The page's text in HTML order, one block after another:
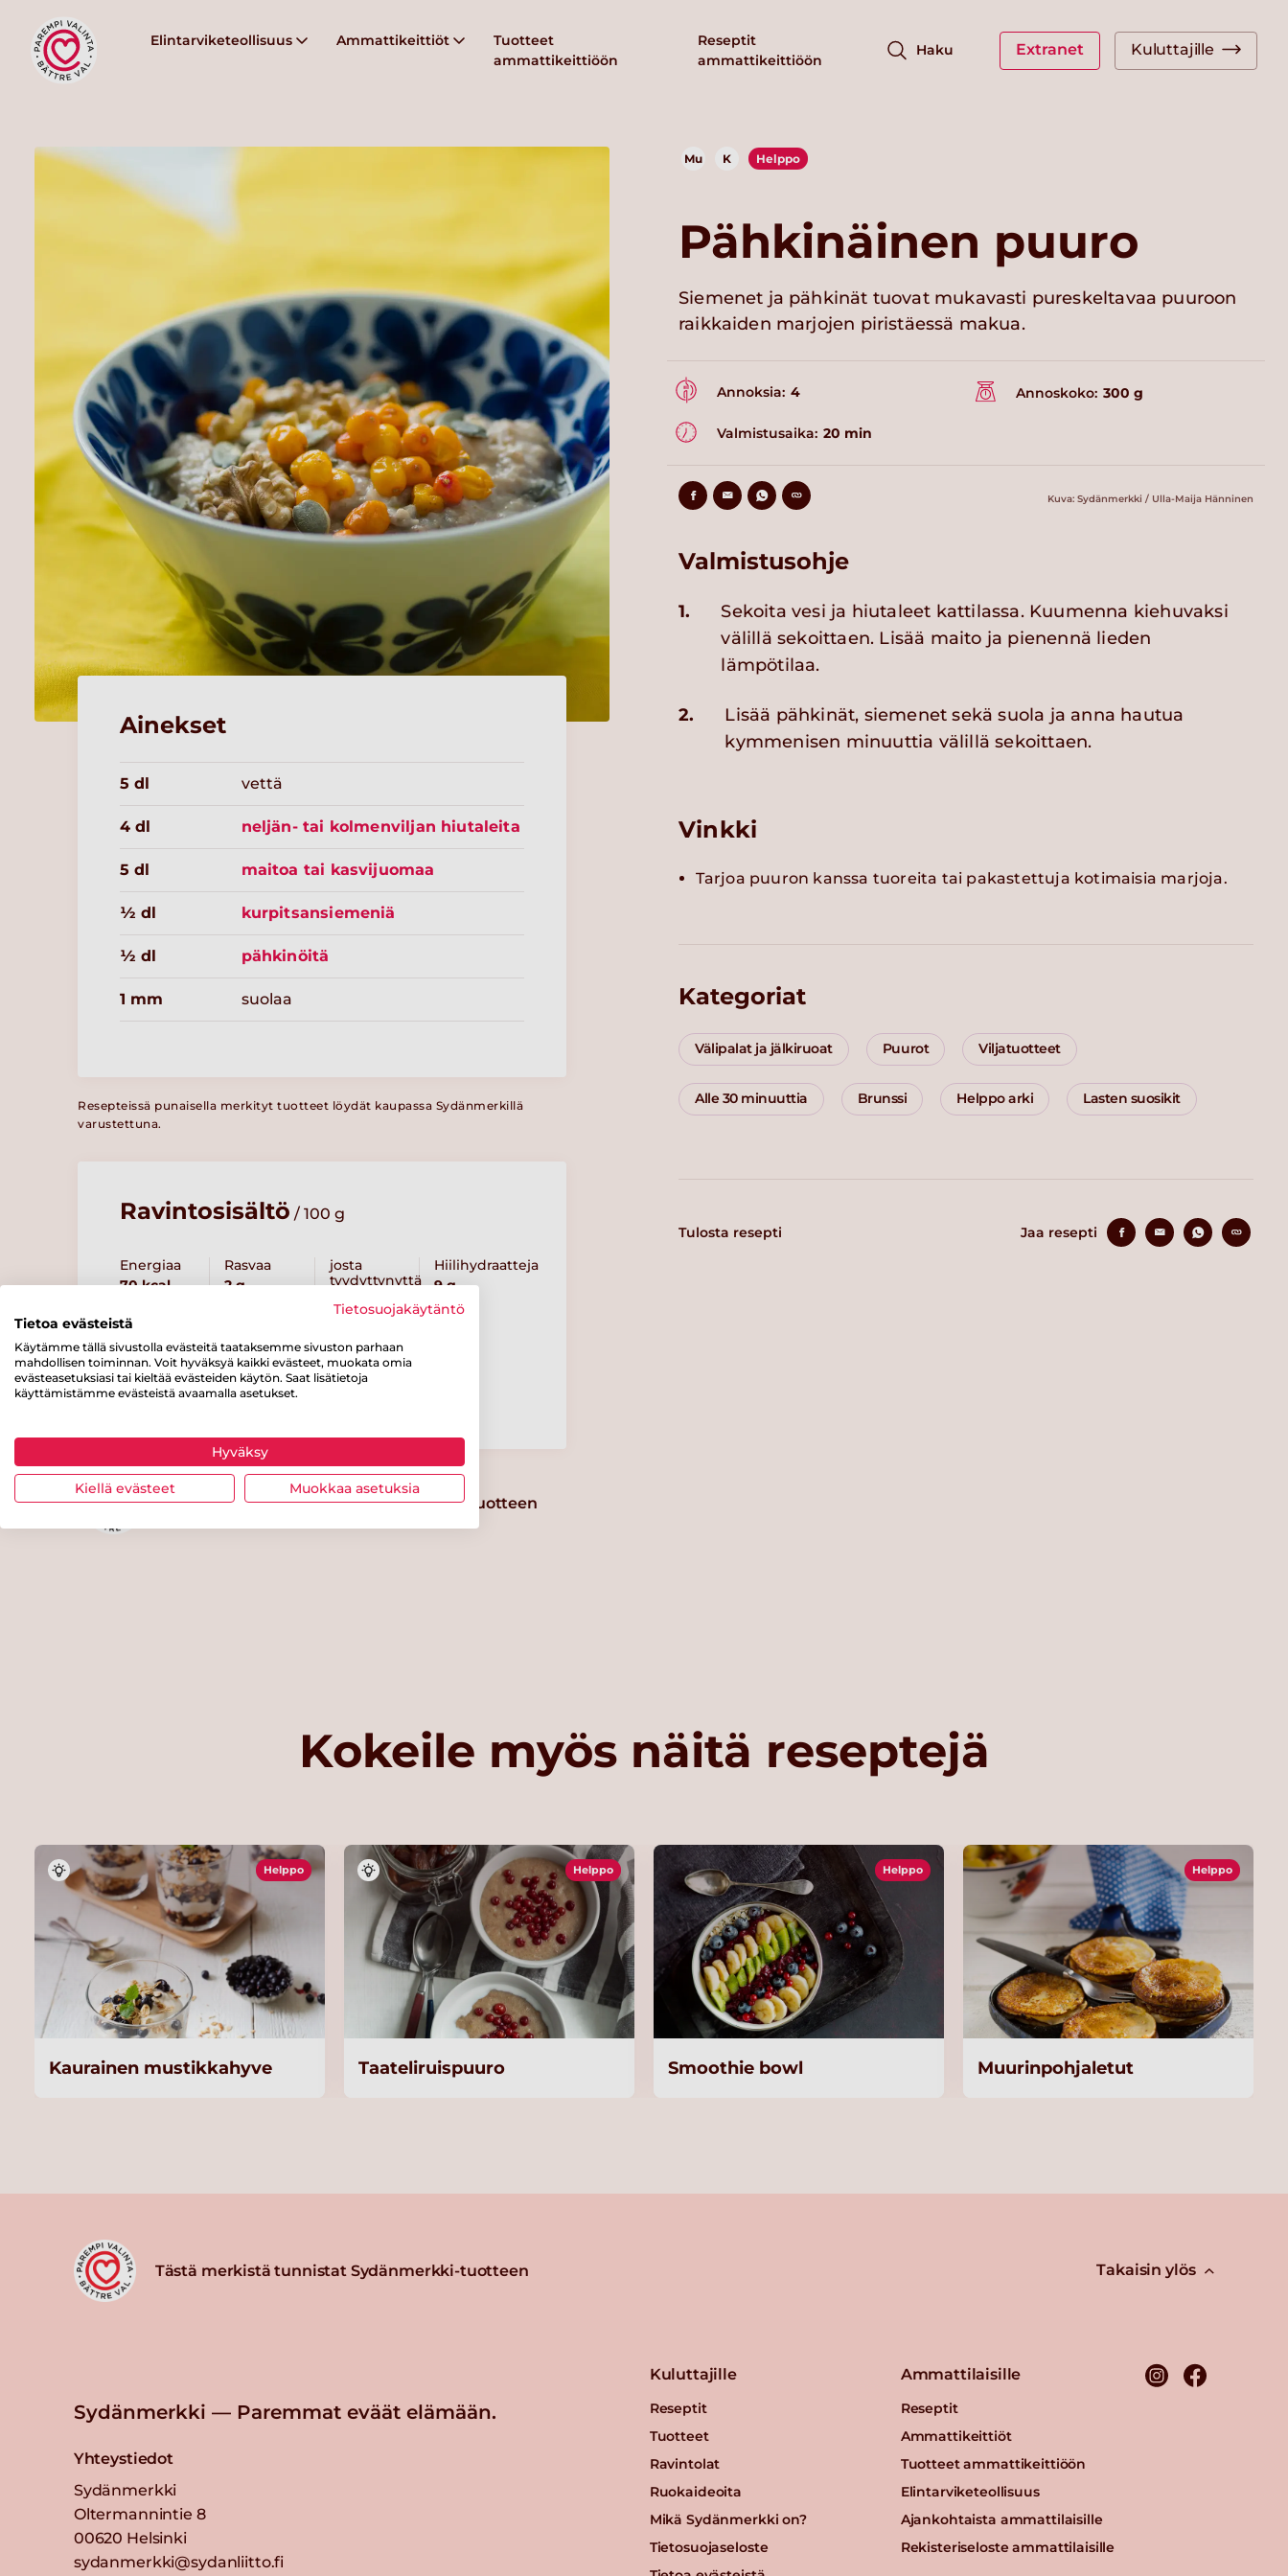
Elintarviketeollisuus Ammattikeittiöt
Tuotteet
ammattikeittiöön
Reseptit
ammattikeittiöön
Haku Extranet Kuluttajille
Ainekset
5 dl vettä
4 dl neljän- tai kolmenviljan hiutaleita
5 dl maitoa tai kasvijuomaa
½ dl kurpitsansiemeniä
½ dl pähkinöitä
1 mm suolaa
Resepteissä punaisella merkityt tuotteet löydät kaupassa Sydänmerkillä
varustettuna.
Ravintosisältö / 100 g
Energiaa
70 kcal
Rasvaa
2 g
josta
tyydyttynyttä
0.4 g
Hiilihydraatteja
9 g
josta
sokereita
2 g
Kuitua
1 g
Proteiinia
3 g
Tästä merkistä tunnistat Sydänmerkki-tuotteen
Mu K Helppo
Pähkinäinen puuro
Siemenet ja pähkinät tuovat mukavasti pureskeltavaa puuroon
raikkaiden marjojen piristäessä makua.
Annoksia: 4 Annoskoko: 300 g
Valmistusaika: 20 min
Kuva: Sydänmerkki / Ulla-Maija Hänninen
Valmistusohje
1.
Sekoita vesi ja hiutaleet kattilassa. Kuumenna kiehuvaksi
välillä sekoittaen. Lisää maito ja pienennä lieden
lämpötilaa.
2.
Lisää pähkinät, siemenet sekä suola ja anna hautua
kymmenisen minuuttia välillä sekoittaen.
Vinkki
Tarjoa puuron kanssa tuoreita tai pakastettuja kotimaisia marjoja.
Kategoriat
Välipalat ja jälkiruoat Puurot Viljatuotteet
Alle 30 minuuttia Brunssi Helppo arki Lasten suosikit
Tulosta resepti Jaa resepti
Kokeile myös näitä reseptejä
Helppo
Kaurainen mustikkahyve
Helppo
Taateliruispuuro
Helppo
Smoothie bowl
Helppo
Muurinpohjaletut
Tästä merkistä tunnistat Sydänmerkki-tuotteen Takaisin ylös
Sydänmerkki — Paremmat eväät elämään.
Yhteystiedot
Sydänmerkki
Oltermannintie 8
00620 Helsinki
sydanmerkki@sydanliitto.fi
Kuluttajille
Reseptit
Tuotteet
Ravintolat
Ruokaideoita
Mikä Sydänmerkki on?
Tietosuojaseloste
Ammattilaisille
Reseptit
Ammattikeittiöt
Tuotteet ammattikeittiöön
Elintarviketeollisuus
Ajankohtaista ammattilaisille
Rekisteriseloste ammattilaisille
Tietosuojakäytäntö
Tietoa evästeistä
Käytämme tällä sivustolla evästeitä taataksemme sivuston parhaan
mahdollisen toiminnan. Voit hyväksyä kaikki evästeet, muokata omia
evästeasetuksiasi tai kieltää evästeiden käytön. Saat lisätietoja
käyttämistämme evästeistä avaamalla asetukset.
Hyväksy
Kiellä evästeet Muokkaa asetuksia